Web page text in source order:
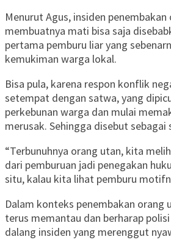
Menurut Agus, insiden
membuatnya mati bisa saja
pertama pemburu liar yang
kemukiman warga lokal.
Bisa pula, karena respon konflik
setempat dengan satwa, yang
perkebunan warga dan mulai
merusak. Sehingga disebut sebagai
“Terbunuhnya orang utan, kita
dari pemburuan jadi penegakan
situ, kalau kita lihat pemburu
Dalam konteks penembakan orang
terus memantau dan berharap
dalang insiden yang merenggut